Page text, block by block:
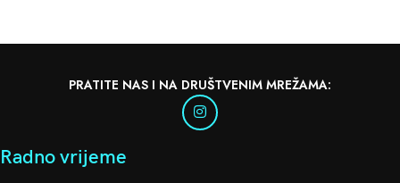
PRATITE NAS I NA DRUŠTVENIM MREŽAMA:
Radno vrijeme